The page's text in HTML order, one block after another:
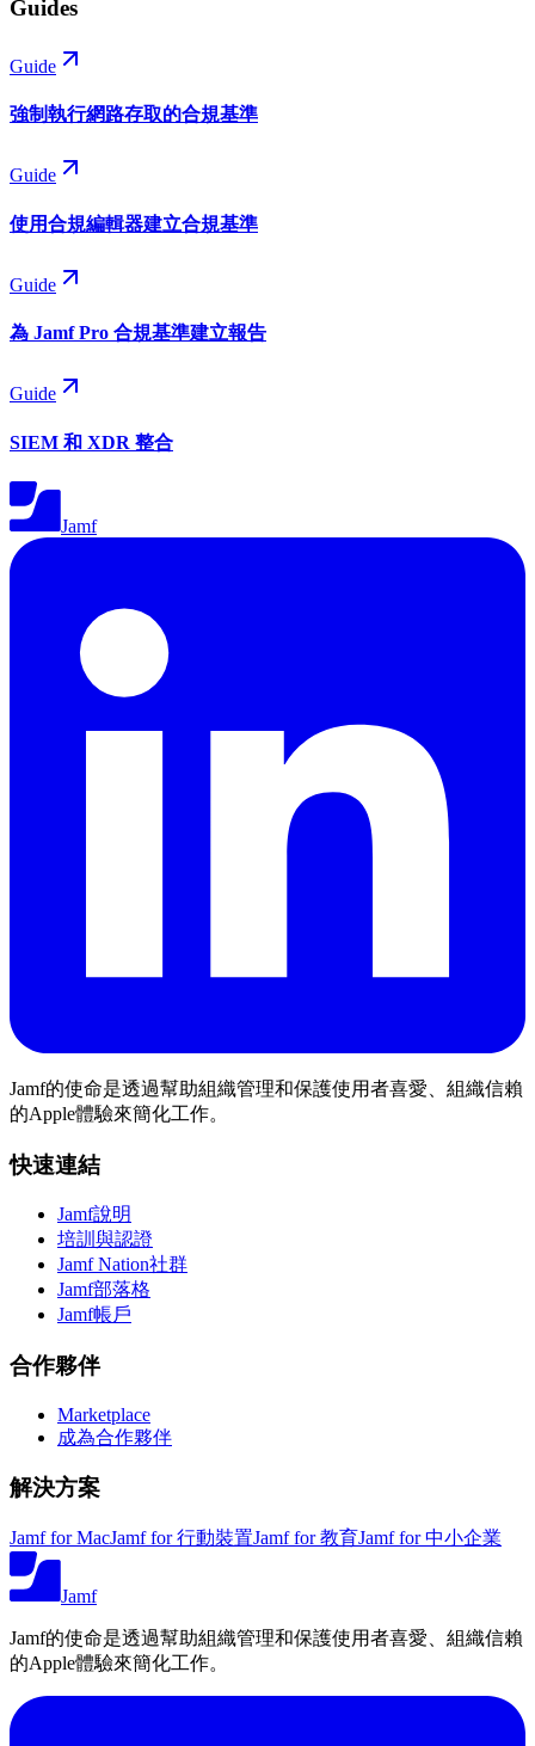
Guides
Guide
強制執行網路存取的合規基準
Guide
使用合規編輯器建立合規基準
Guide
為 Jamf Pro 合規基準建立報告
Guide
SIEM 和 XDR 整合
Jamf
Jamf的使命是透過幫助組織管理和保護使用者喜愛、組織信賴
的Apple體驗來簡化工作。
快速連結
Jamf說明
培訓與認證
Jamf Nation社群
Jamf部落格
Jamf帳戶
合作夥伴
Marketplace
成為合作夥伴
解決方案
Jamf for MacJamf for 行動裝置Jamf for 教育Jamf for 中小企業
Jamf
Jamf的使命是透過幫助組織管理和保護使用者喜愛、組織信賴
的Apple體驗來簡化工作。